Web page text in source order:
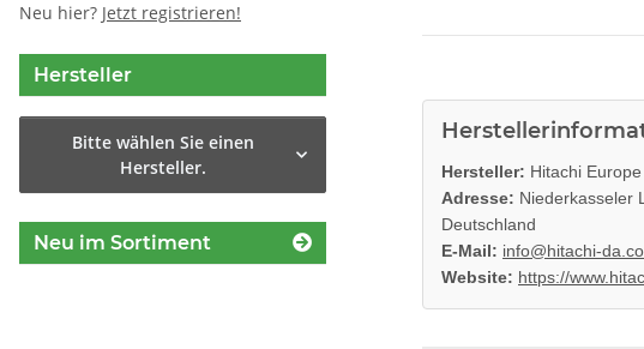
Hersteller: Hitachi
Adresse: Niederkasseler
Deutschland
E-Mail: info@hitachi-
Website: https://
Neu hier? Jetzt registrieren!
Hersteller
Bitte wählen Sie einen
Hersteller.
Neu im Sortiment